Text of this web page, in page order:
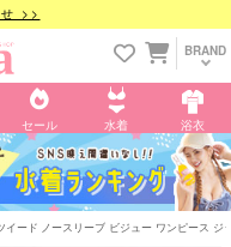
>>
BRAND
セール 水着 浴衣
イード ノースリーブ ビジュー ワンピース